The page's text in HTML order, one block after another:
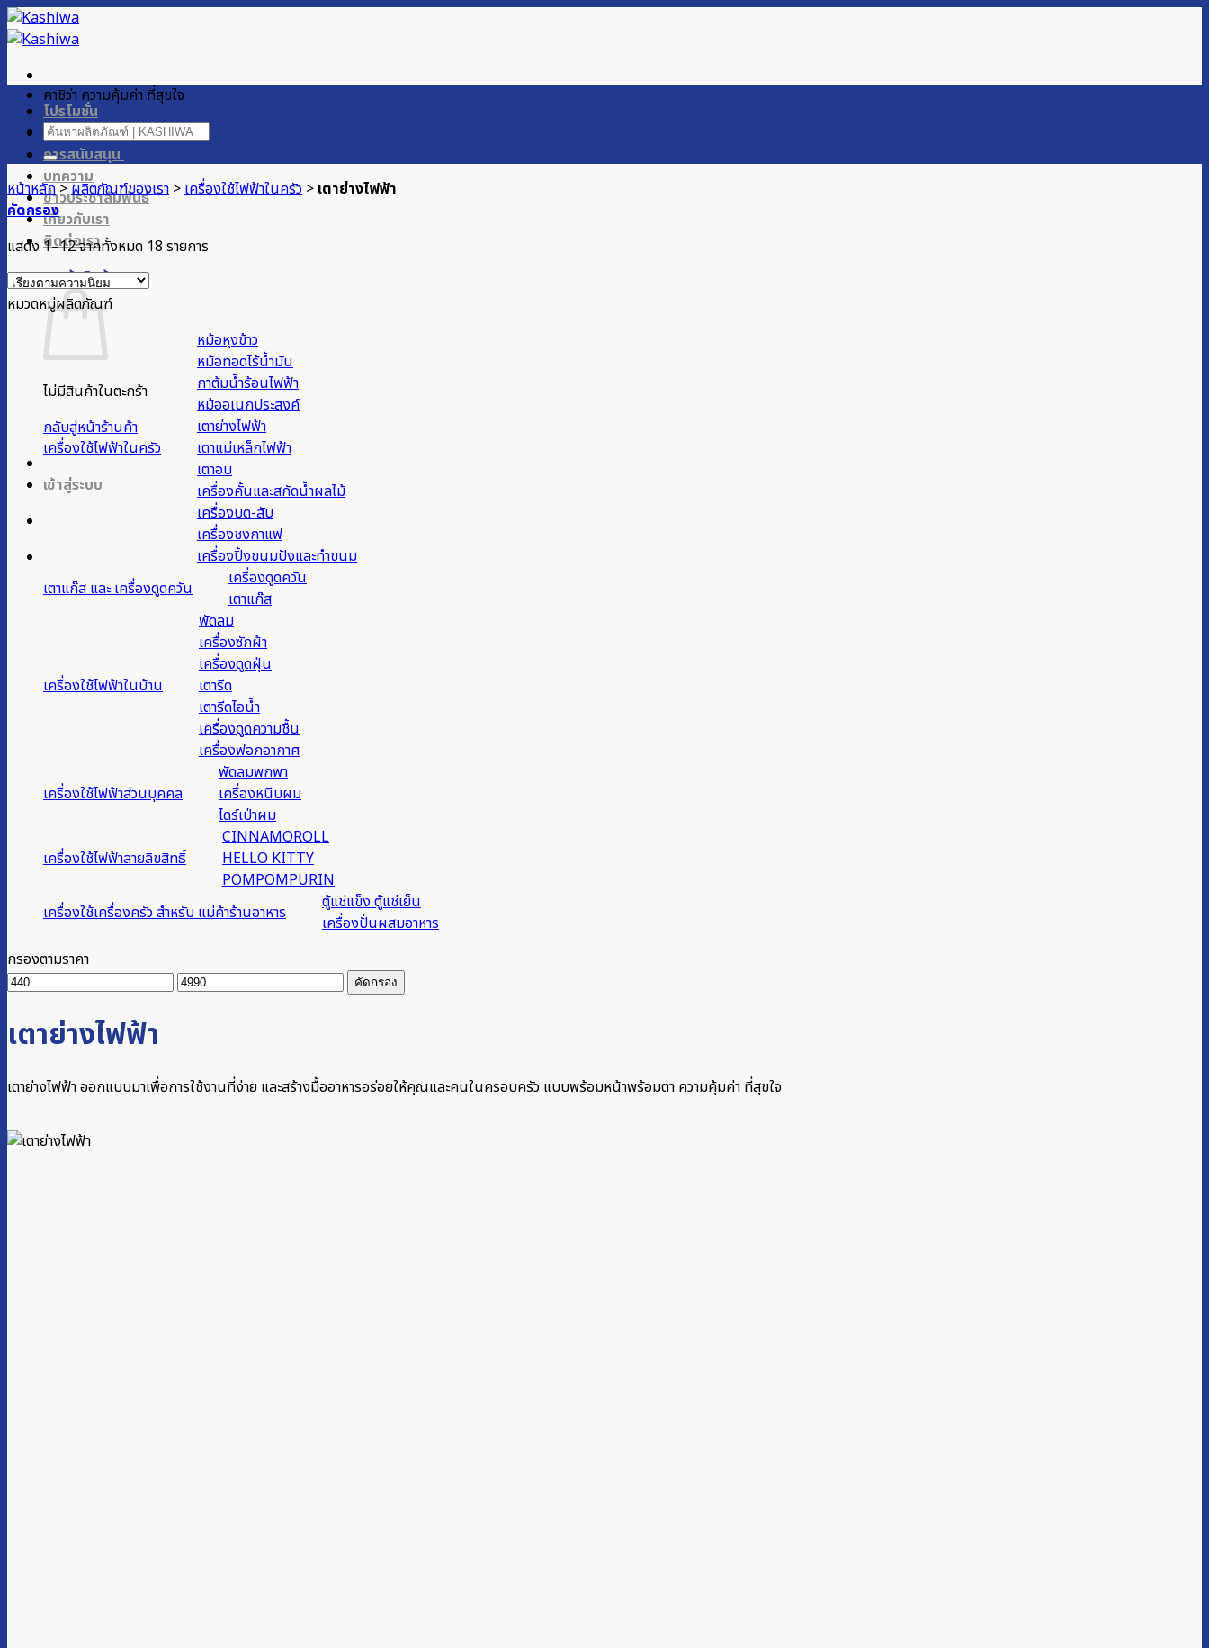
ข้าม
ไป
เนื้อหา
โปรโมชั่น
ผลิตภัณฑ์ของเรา
การสนับสนุน
บทความ
ข่าวประชาสัมพันธ์
เกี่ยวกับเรา
ติดต่อเรา
ตะกร้าสินค้า
ไม่มีสินค้าในตะกร้า
กลับสู่หน้าร้านค้า
เข้าสู่ระบบ
คาชิว่า ความคุ้มค่า ที่สุขใจ
ค้นหา:
หน้าหลัก>ผลิตภัณฑ์ของเรา >เครื่องใช้ไฟฟ้าในครัว > เตาย่างไฟฟ้า
คัดกรอง
แสดง 1–12 จากทั้งหมด 18 รายการ
หมวดหมู่ผลิตภัณฑ์
เครื่องใช้ไฟฟ้าในครัว
หม้อหุงข้าว
หม้อทอดไร้น้ำมัน
กาต้มน้ำร้อนไฟฟ้า
หม้ออเนกประสงค์
เตาย่างไฟฟ้า
เตาแม่เหล็กไฟฟ้า
เตาอบ
เครื่องคั้นและสกัดน้ำผลไม้
เครื่องบด-สับ
เครื่องชงกาแฟ
เครื่องปิ้งขนมปังและทำขนม
เตาแก๊ส และ เครื่องดูดควัน
เครื่องดูดควัน
เตาแก๊ส
เครื่องใช้ไฟฟ้าในบ้าน
พัดลม
เครื่องซักผ้า
เครื่องดูดฝุ่น
เตารีด
เตารีดไอน้ำ
เครื่องดูดความชื้น
เครื่องฟอกอากาศ
เครื่องใช้ไฟฟ้าส่วนบุคคล
พัดลมพกพา
เครื่องหนีบผม
ไดร์เป่าผม
เครื่องใช้ไฟฟ้าลายลิขสิทธิ์
CINNAMOROLL
HELLO KITTY
POMPOMPURIN
เครื่องใช้เครื่องครัว สำหรับ แม่ค้าร้านอาหาร
ตู้แช่แข็ง ตู้แช่เย็น
เครื่องปั่นผสมอาหาร
กรองตามราคา
ราคา
สุด
ราคา
คัดกรอง
เตาย่างไฟฟ้า
เตาย่างไฟฟ้า ออกแบบมาเพื่อการใช้งานที่ง่าย และสร้างมื้ออาหารอร่อยให้คุณและคนในครอบครัว แบบพร้อมหน้าพร้อมตา ความคุ้มค่า ที่สุขใจ